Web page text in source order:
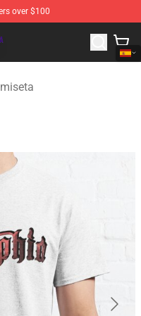
over $100
Merchandise Store